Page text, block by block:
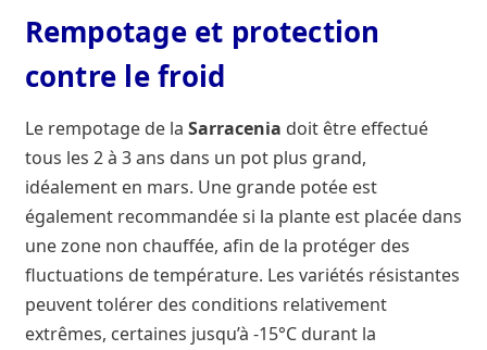
Rempotage et protection
contre le froid
Le rempotage de la Sarracenia doit être effectué
tous les 2 à 3 ans dans un pot plus grand,
idéalement en mars. Une grande potée est
également recommandée si la plante est placée dans
une zone non chauffée, afin de la protéger des
fluctuations de température. Les variétés résistantes
peuvent tolérer des conditions relativement
extrêmes, certaines jusqu’à -15°C durant la